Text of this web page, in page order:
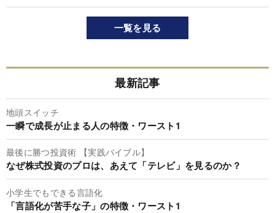
一覧を見る
最新記事
地頭スイッチ
一瞬で成長が止まる人の特徴・ワースト1
最後に勝つ投資術 【実践バイブル】
なぜ株式投資のプロは、あえて「テレビ」を見るのか？
小学生でもできる言語化
「言語化が苦手な子」の特徴・ワースト1